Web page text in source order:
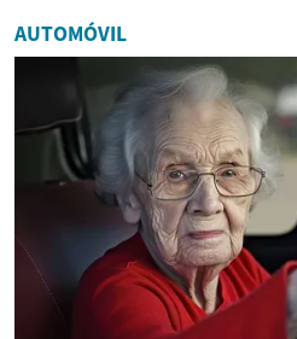
AUTOMÓVIL